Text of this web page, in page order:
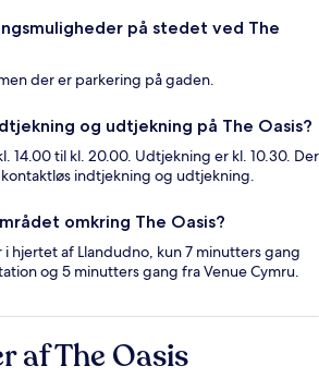
på stedet ved The
der er parkering på gaden.
og udtjekning på The Oasis?
14.00 til kl. 20.00. Udtjekning er kl. 10.30. Der
indtjekning og udtjekning.
omkring The Oasis?
i hjertet af Llandudno, kun 7 minutters gang
og 5 minutters gang fra Venue Cymru.
af The Oasis